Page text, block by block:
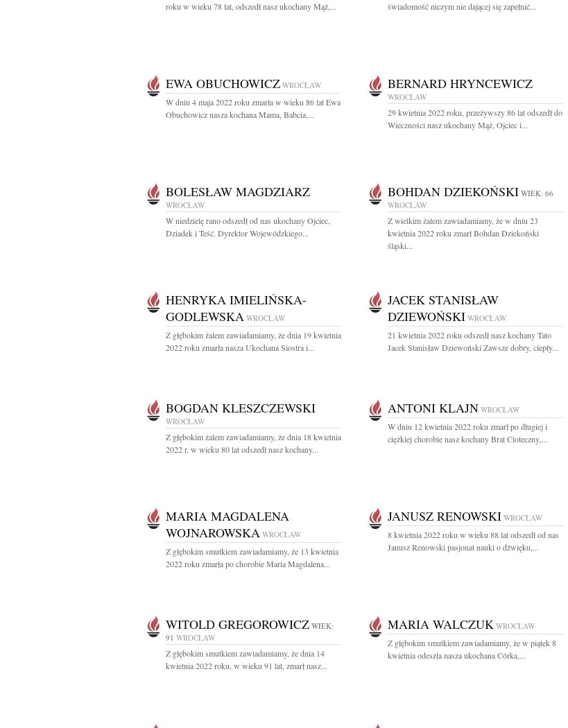
roku w wieku 78 lat, odszedł nasz ukochany Mąż,...
świadomość niczym nie dającej się zapełnić...
EWA OBUCHOWICZ WROCŁAW
W dniu 4 maja 2022 roku zmarła w wieku 86 lat Ewa
Obuchowicz nasza kochana Mama, Babcia,...
BERNARD HRYNCEWICZ
WROCŁAW
29 kwietnia 2022 roku, przeżywszy 86 lat odszedł do
Wieczności nasz ukochany Mąż, Ojciec i...
BOLESŁAW MAGDZIARZ
WROCŁAW
W niedzielę rano odszedł od nas ukochany Ojciec,
Dziadek i Teść. Dyrektor Wojewódzkiego...
BOHDAN DZIEKOŃSKI WIEK: 66
WROCŁAW
Z wielkim żalem zawiadamiamy, że w dniu 23
kwietnia 2022 roku zmarł Bohdan Dziekoński
śląski...
HENRYKA IMIELIŃSKA-
GODLEWSKA WROCŁAW
Z głębokim żalem zawiadamiamy, że dnia 19 kwietnia
2022 roku zmarła nasza Ukochana Siostra i...
JACEK STANISŁAW
DZIEWOŃSKI WROCŁAW
21 kwietnia 2022 roku odszedł nasz kochany Tato
Jacek Stanisław Dziewoński Zawsze dobry, ciepły...
BOGDAN KLESZCZEWSKI
WROCŁAW
Z głębokim żalem zawiadamiamy, że dnia 18 kwietnia
2022 r. w wieku 80 lat odszedł nasz kochany...
ANTONI KLAJN WROCŁAW
W dniu 12 kwietnia 2022 roku zmarł po długiej i
ciężkiej chorobie nasz kochany Brat Cioteczny,...
MARIA MAGDALENA
WOJNAROWSKA WROCŁAW
Z głębokim smutkiem zawiadamiamy, że 13 kwietnia
2022 roku zmarła po chorobie Maria Magdalena...
JANUSZ RENOWSKI WROCŁAW
8 kwietnia 2022 roku w wieku 88 lat odszedł od nas
Janusz Renowski pasjonat nauki o dźwięku,...
WITOLD GREGOROWICZ WIEK:
91 WROCŁAW
Z głębokim smutkiem zawiadamiamy, że dnia 14
kwietnia 2022 roku, w wieku 91 lat, zmarł nasz...
MARIA WALCZUK WROCŁAW
Z głębokim smutkiem zawiadamiamy, że w piątek 8
kwietnia odeszła nasza ukochana Córka,...